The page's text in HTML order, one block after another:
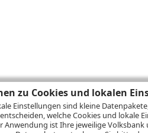
zu Cookies und lokalen
Einstellungen sind kleine
welche Cookies und lokale
Anwendung ist Ihre jeweilige Volksbank